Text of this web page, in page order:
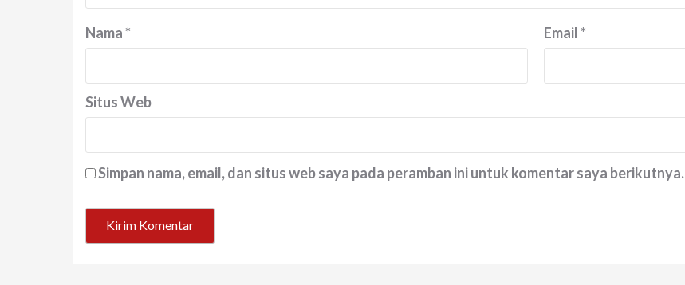
Nama* Email*
Situs Web
Simpan nama, email, dan situs web saya pada peramban ini untuk komentar saya berikutnya.